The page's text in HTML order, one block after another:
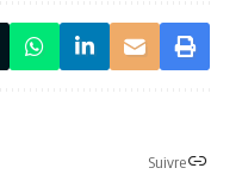
Suivre